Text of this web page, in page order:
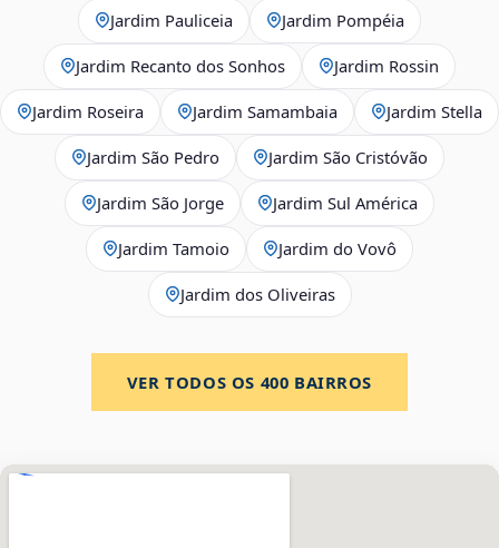
Jardim Pauliceia Jardim Pompéia
Jardim Recanto dos Sonhos Jardim Rossin
Jardim Roseira Jardim Samambaia Jardim Stella
Jardim São Pedro Jardim São Cristóvão
Jardim São Jorge Jardim Sul América
Jardim Tamoio Jardim do Vovô
Jardim dos Oliveiras
VER TODOS OS 400 BAIRROS